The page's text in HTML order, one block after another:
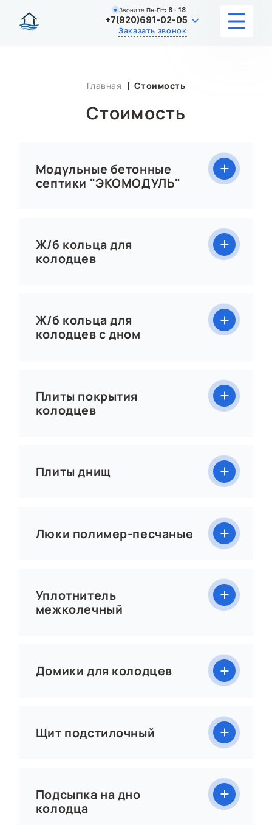
Звоните Пн-Пт: 8 - 18
+7(920)691-02-05
Заказать звонок
ИНФОРМАЦИЯ
КОНТАКТЫ
Главная Стоимость
Стоимость
Модульные бетонные
септики "ЭКОМОДУЛЬ"
Ж/б кольца для
колодцев
Ж/б кольца для
колодцев с дном
Плиты покрытия
колодцев
Плиты днищ
Люки полимер-песчаные
Уплотнитель
межколечный
Домики для колодцев
Щит подстилочный
Подсыпка на дно
колодца